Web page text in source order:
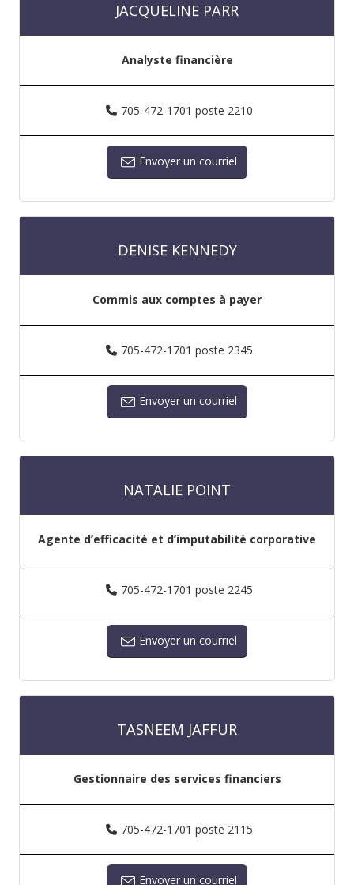
JACQUELINE PARR
Analyste financière
705-472-1701 poste 2210
Envoyer un courriel
DENISE KENNEDY
Commis aux comptes à payer
705-472-1701 poste 2345
Envoyer un courriel
NATALIE POINT
Agente d’efficacité et d’imputabilité corporative
705-472-1701 poste 2245
Envoyer un courriel
TASNEEM JAFFUR
Gestionnaire des services financiers
705-472-1701 poste 2115
Envoyer un courriel